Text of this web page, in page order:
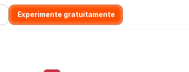
Experimente gratuitamente